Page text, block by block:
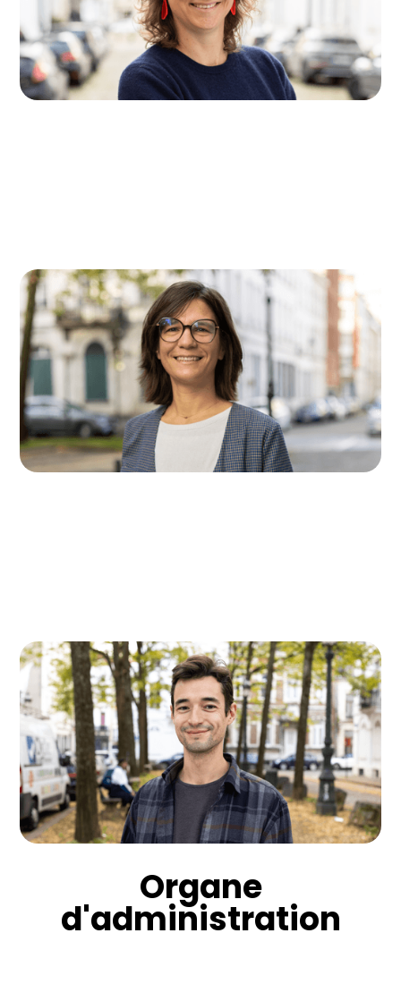
0456 20 83 62
Sylvie Detaille
Coordinatrice opérationnelle
sylvie.detaille@accolage.be
0456 16 33 92
David Hainaut
Communication
david.hainaut@accolage.be
0484 48 38 33
Organe
d'administration